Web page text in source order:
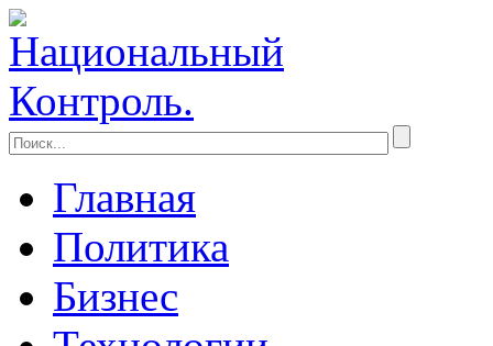
Главная
Политика
Бизнес